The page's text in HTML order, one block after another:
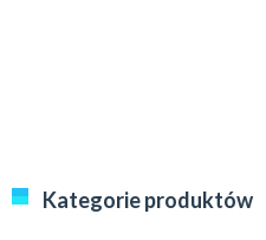
Kategorie produktów